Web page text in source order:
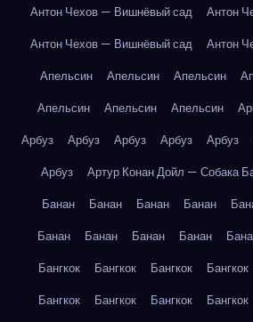
Антон Чехов — Вишнёвый сад
Антон
Антон Чехов — Вишнёвый сад
Антон
Апельсин
Апельсин Апельсин
Апельсин
Апельсин Апельсин
Арбуз
Арбуз Арбуз Арбуз Арбуз
Арбуз
Артур Конан Дойл — Собака
Банан
Банан Банан Банан
Банан
Банан Банан Банан
Бангкок
Бангкок Бангкок Бангкок
Бангкок
Бангкок Бангкок Бангкок